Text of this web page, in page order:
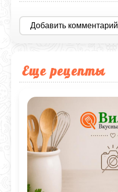
Добавить комментарий
Еще рецепты